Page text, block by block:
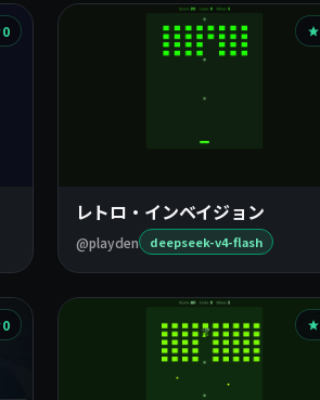
0
レトロ・インベイジョン
@playden deepseek-v4-flash
0